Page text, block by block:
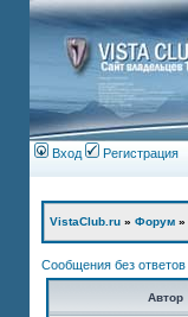
Вход Регистрация
VistaClub.ru » Форум »
Сообщения без ответов
Автор